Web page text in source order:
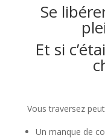
Se
Et si
Vous traversez
Un manque de